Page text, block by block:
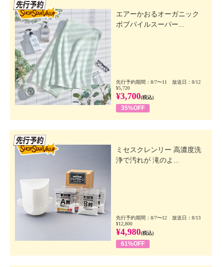
エアーかおるオーガニック
ボブパイルスーパー...
先行予約期間：8/7〜11 放送日：8/12
¥5,720
¥3,700(税込)
35%OFF
ミセスクレンリー 高濃度洗
浄で汚れが 滝のよ...
先行予約期間：8/7〜12 放送日：8/13
¥12,800
¥4,980(税込)
61%OFF